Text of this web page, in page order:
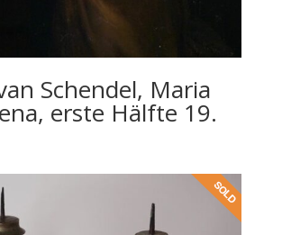
Schendel, Maria
erste Hälfte 19.